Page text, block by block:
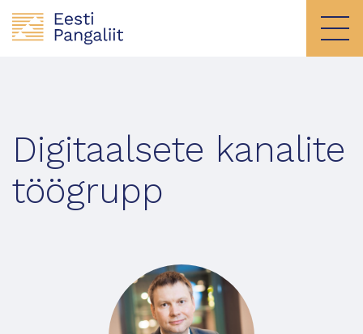
Digitaalsete kanalite
töögrupp